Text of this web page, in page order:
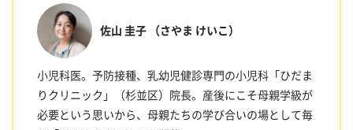
佐山 圭子 （さやま けいこ）
小児科医。予防接種、乳幼児健診専門の小児科「ひだま
りクリニック」（杉並区）院長。産後にこそ母親学級が
必要という思いから、母親たちの学び合いの場として毎